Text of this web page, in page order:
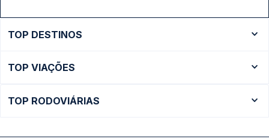
TOP DESTINOS
Ônibus São Paulo
TOP VIAÇÕES
TOP RODOVIÁRIAS